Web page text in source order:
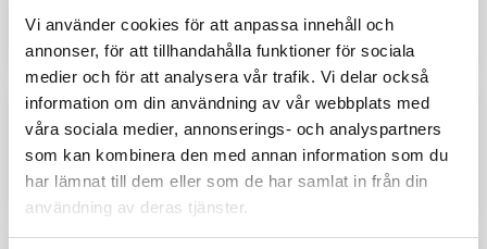
Vi använder cookies för att anpassa innehåll och
annonser, för att tillhandahålla funktioner för sociala
medier och för att analysera vår trafik. Vi delar också
information om din användning av vår webbplats med
våra sociala medier, annonserings- och analyspartners
som kan kombinera den med annan information som du
har lämnat till dem eller som de har samlat in från din
användning av deras tjänster.
833-35
TVÅLKOPP KOMODO SVART
139SEK